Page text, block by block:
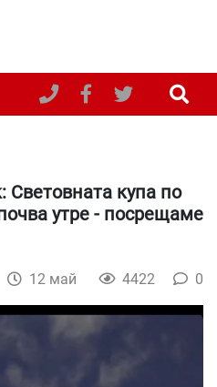
купа по
утре - посрещаме
12 май 4422 0